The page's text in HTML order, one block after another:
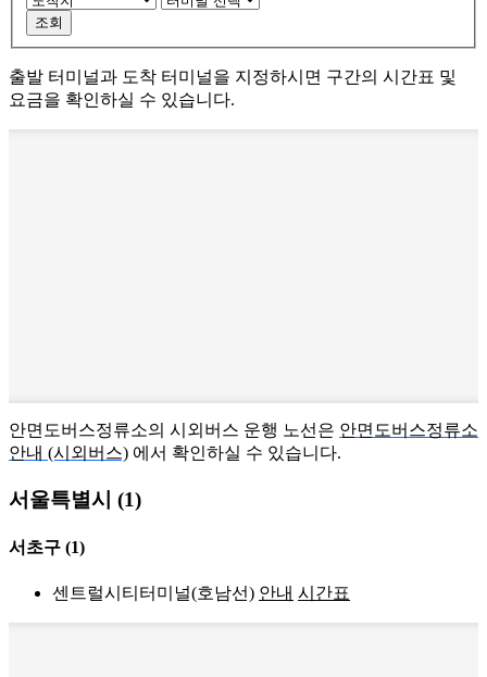
조회
출발 터미널과 도착 터미널을 지정하시면 구간의 시간표 및
요금을 확인하실 수 있습니다.
안면도버스정류소의 시외버스 운행 노선은 안면도버스정류소
안내 (시외버스) 에서 확인하실 수 있습니다.
서울특별시 (1)
서초구 (1)
센트럴시티터미널(호남선) 안내 시간표